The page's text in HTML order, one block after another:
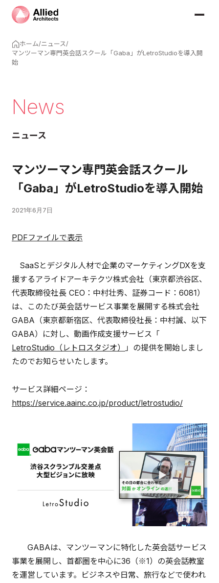
ホーム/ニュース/
マンツーマン専門英会話スクール「Gaba」がLetroStudioを導入開
始
News
ニュース
マンツーマン専門英会話スクール
「Gaba」がLetroStudioを導入開始
2021年6月7日
PDFファイルで表示
SaaSとデジタル人材で企業のマーケティングDXを支
援するアライドアーキテクツ株式会社（東京都渋谷区、
代表取締役社長 CEO：中村壮秀、証券コード：6081）
は、このたび英会話サービス事業を展開する株式会社
GABA（東京都新宿区、代表取締役社長：中村誠、以下
GABA）に対し、動画作成支援サービス「
LetroStudio（レトロスタジオ）
」の提供を開始しまし
たのでお知らせいたします。
サービス詳細ページ：
https://service.aainc.co.jp/product/letrostudio/
GABAは、マンツーマンに特化した英会話サービス
事業を展開し、首都圏を中心に36（※1）の英会話教室
を運営しています。ビジネスや日常、旅行などで使われ